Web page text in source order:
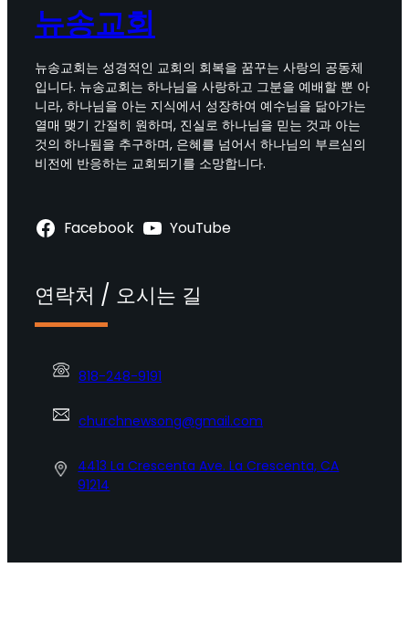
뉴송교회
뉴송교회는 성경적인 교회의 회복을 꿈꾸는 사랑의 공동체
입니다. 뉴송교회는 하나님을 사랑하고 그분을 예배할 뿐 아
니라, 하나님을 아는 지식에서 성장하여 예수님을 닮아가는
열매 맺기 간절히 원하며, 진실로 하나님을 믿는 것과 아는
것의 하나됨을 추구하며, 은혜를 넘어서 하나님의 부르심의
비전에 반응하는 교회되기를 소망합니다.
Facebook YouTube
연락처 / 오시는 길
818-248-9191
churchnewsong@gmail.com
4413 La Crescenta Ave. La Crescenta, CA
91214